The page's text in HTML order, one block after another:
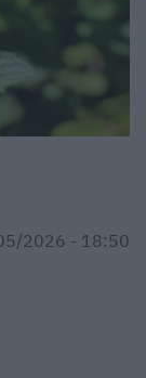
2026 - 18:50